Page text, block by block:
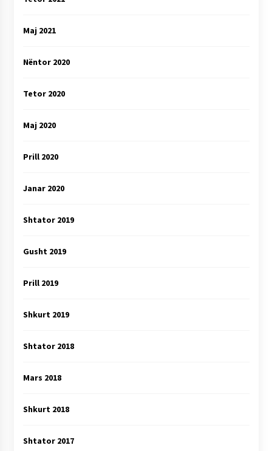
Maj 2021
Nëntor 2020
Tetor 2020
Maj 2020
Prill 2020
Janar 2020
Shtator 2019
Gusht 2019
Prill 2019
Shkurt 2019
Shtator 2018
Mars 2018
Shkurt 2018
Shtator 2017